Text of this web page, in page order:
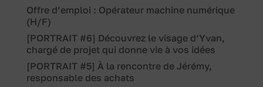
Offre d’emploi : Opérateur machine numérique
(H/F)
[PORTRAIT #6] Découvrez le visage d’Yvan,
chargé de projet qui donne vie à vos idées
[PORTRAIT #5] À la rencontre de Jérémy,
responsable des achats